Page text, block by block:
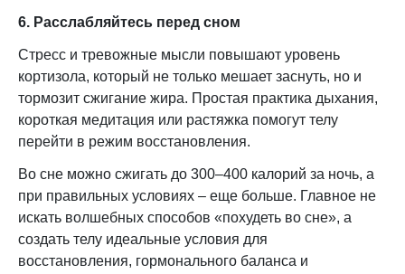
6. Расслабляйтесь перед сном
Стресс и тревожные мысли повышают уровень
кортизола, который не только мешает заснуть, но и
тормозит сжигание жира. Простая практика дыхания,
короткая медитация или растяжка помогут телу
перейти в режим восстановления.
Во сне можно сжигать до 300–400 калорий за ночь, а
при правильных условиях – еще больше. Главное не
искать волшебных способов «похудеть во сне», а
создать телу идеальные условия для
восстановления, гормонального баланса и